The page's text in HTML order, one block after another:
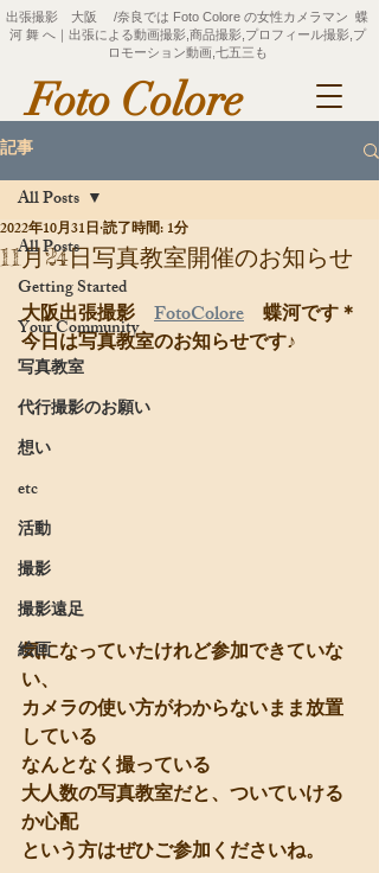
Foto Colore
出張撮影 大阪 /奈良では Foto Colore の女性カメラマン 蝶
河 舞 へ｜出張による動画撮影,商品撮影,プロフィール撮影,プ
ロモーション動画,七五三も
記事
All Posts
Getting Started
Your Community
写真教室
代行撮影のお願い
想い
etc
活動
撮影
撮影遠足
絵画
All Posts
11月24日写真教室開催のお知らせ
2022年10月31日読了時間: 1分
大阪出張撮影 FotoColore 蝶河です＊
今日は写真教室のお知らせです♪
気になっていたけれど参加できていな
い、
カメラの使い方がわからないまま放置
している
なんとなく撮っている
大人数の写真教室だと、ついていける
か心配
という方はぜひご参加くださいね。